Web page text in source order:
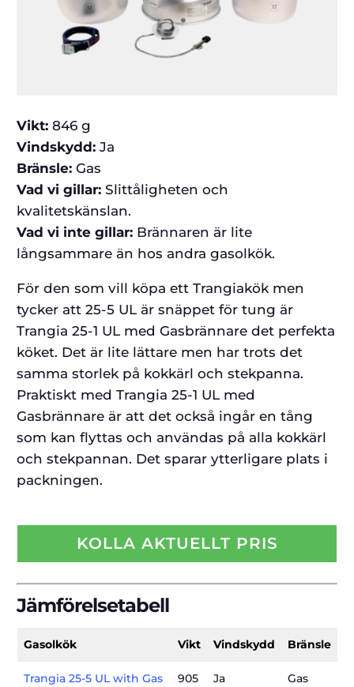
Vikt:846 g
Vindskydd: Ja
Bränsle:Gas
Vad vi gillar:Slittåligheten och
kvalitetskänslan.
Vad vi inte gillar: Brännaren är lite
långsammare än hos andra gasolkök.
För den som vill köpa ett Trangiakök men
tycker att 25-5 UL är snäppet för tung är
Trangia 25-1 UL med Gasbrännare det perfekta
köket. Det är lite lättare men har trots det
samma storlek på kokkärl och stekpanna.
Praktiskt med Trangia 25-1 UL med
Gasbrännare är att det också ingår en tång
som kan flyttas och användas på alla kokkärl
och stekpannan. Det sparar ytterligare plats i
packningen.
KOLLA AKTUELLT PRIS
Jämförelsetabell
Gasolkök Vikt Vindskydd Bränsle
Trangia 25-5 UL with Gas 905 Ja Gas